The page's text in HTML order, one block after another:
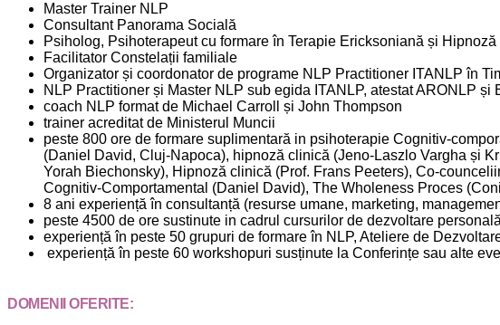
Master Trainer NLP
Consultant Panorama Socială
Psiholog, Psihoterapeut cu formare în Terapie Ericksoniană și Hipnoză
Facilitator Constelații familiale
Organizator și coordonator de programe NLP Practitioner ITANLP în
NLP Practitioner și Master NLP sub egida ITANLP, atestat ARONLP și
coach NLP format de Michael Carroll și John Thompson
trainer acreditat de Ministerul Muncii
peste 800 ore de formare suplimentară in psihoterapie Cognitiv-
(Daniel David, Cluj-Napoca), hipnoză clinică (Jeno-Laszlo Vargha și
Yorah Biechonsky), Hipnoză clinică (Prof. Frans Peeters), Co-
Cognitiv-Comportamental (Daniel David), The Wholeness Proces
8 ani experiență în consultanță (resurse umane, marketing,
peste 4500 de ore sustinute in cadrul cursurilor de dezvoltare
experiență în peste 50 grupuri de formare în NLP, Ateliere de
experiență în peste 60 workshopuri susținute la Conferințe sau alte
DOMENII OFERITE: